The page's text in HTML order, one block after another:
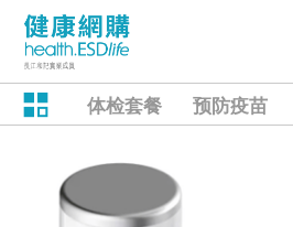
体检套餐 预防疫苗